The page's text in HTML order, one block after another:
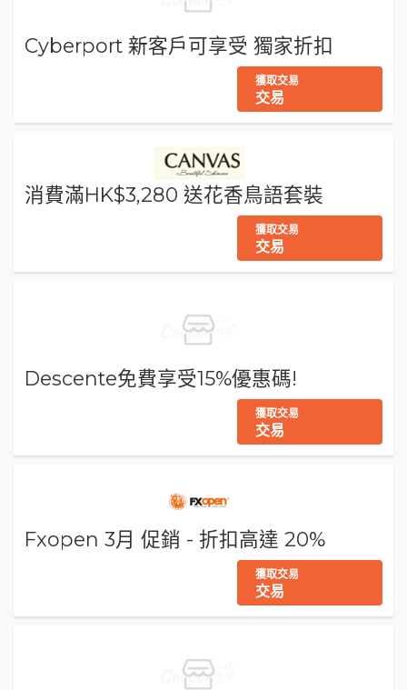
Cyberport 新客戶可享受 獨家折扣
獲取交易
交易
消費滿HK$3,280 送花香鳥語套裝
獲取交易
交易
Descente免費享受15%優惠碼!
獲取交易
交易
Fxopen 3月 促銷 - 折扣高達 20%
獲取交易
交易